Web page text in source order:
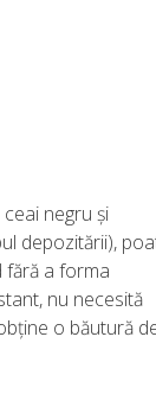
negru și
depozitării),
fără a forma
nu necesită
o băutură